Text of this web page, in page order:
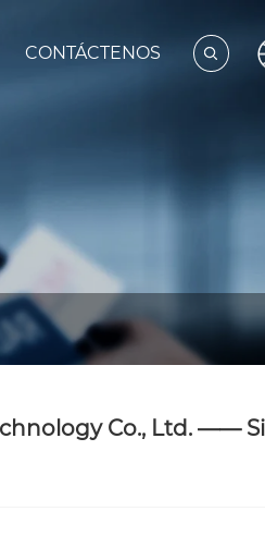
CONTÁCTENOS
Co., Ltd. ——